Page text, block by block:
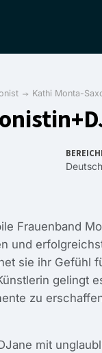
Kathi Monta-
Frauenband
und
sie ihr Gefühl
gelingt
zu
mit